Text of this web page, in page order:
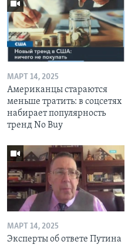
МАРТ 14, 2025
Американцы стараются
меньше тратить: в соцсетях
набирает популярность
тренд No Buy
МАРТ 14, 2025
Эксперты об ответе Путина